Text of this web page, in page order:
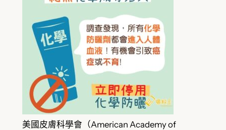
美國皮膚科學會（American Academy of